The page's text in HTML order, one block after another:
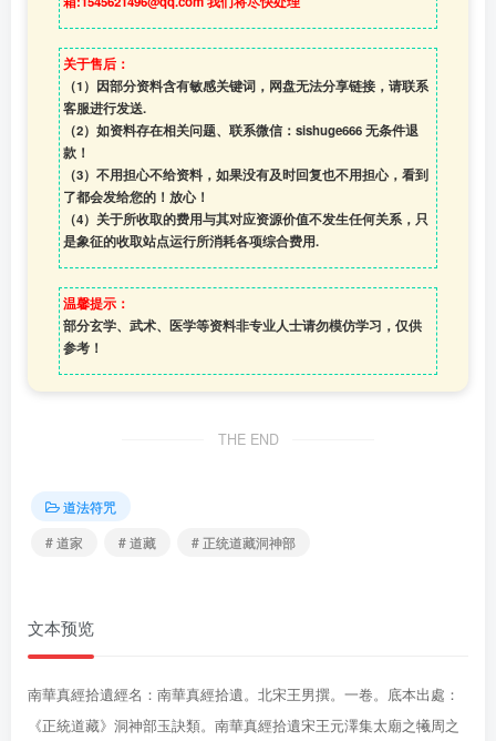
关于售后：
（1）因部分资料含有敏感关键词，网盘无法分享链接，请联系
客服进行发送.
（2）如资料存在相关问题、联系微信：sishuge666 无条件退
款！
（3） 不用担心不给资料，如果没有及时回复也不用担心，看到
了都会发给您的！放心！
（4） 关于所收取的费用与其对应资源价值不发生任何关系，只
是象征的收取站点运行所消耗各项综合费用.
温馨提示：
部分玄学、武术、医学等资料非专业人士请勿模仿学习，仅供
参考！
THE END
道法符咒
# 道家
# 道藏 # 正统道藏洞神部
文本预览
南華真經拾遺經名：南華真經拾遺。北宋王男撰。一卷。底本出處：
《正統道藏》洞神部玉訣類。南華真經拾遺宋王元澤集太廟之犧周之